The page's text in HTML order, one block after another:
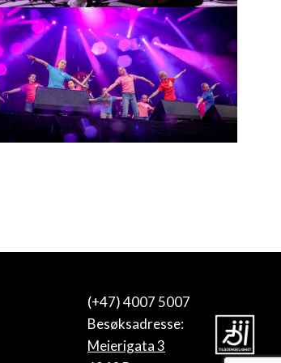
(+47) 4007 5007
Besøksadresse:
Meierigata 3